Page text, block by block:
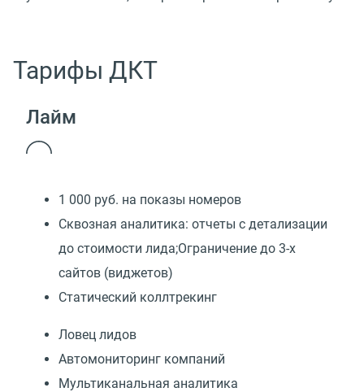
Тарифы ДКТ
Лайм
1 000 руб. на показы номеров
Сквозная аналитика: отчеты с детализации
до стоимости лида;Ограничение до 3-х
сайтов (виджетов)
Статический коллтрекинг
Ловец лидов
Автомониторинг компаний
Мультиканальная аналитика